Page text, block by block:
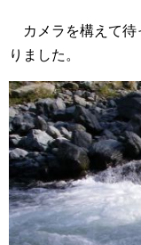
カメラを構えて待
りました。